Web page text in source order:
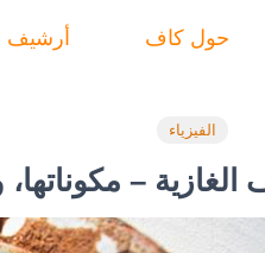
حول كاف أرشيف
الفيزياء
الغازية –